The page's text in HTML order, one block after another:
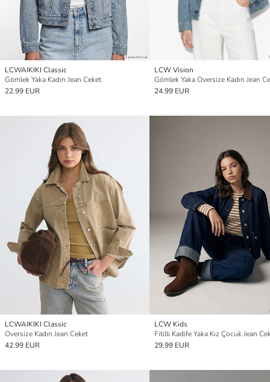
LCWAIKIKI Classic
Gömlek Yaka Kadın Jean Ceket
22.99 EUR
LCW Vision
Gömlek Yaka Oversize Kadın Jean
24.99 EUR
LCWAIKIKI Classic
Oversize Kadın Jean Ceket
42.99 EUR
LCW Kids
Fitilli Kadife Yaka Kız Çocuk Jean
29.99 EUR